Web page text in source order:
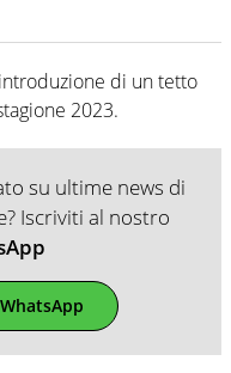
di un tetto
2023.
su ultime news di
Iscriviti al nostro